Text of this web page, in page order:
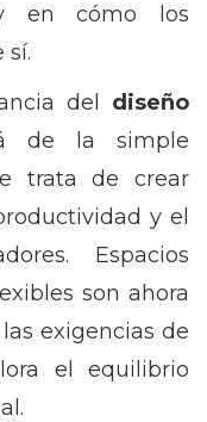
en cómo los
sí.
del diseño
de la simple
trata de crear
y el
Espacios
son ahora
exigencias de
el equilibrio